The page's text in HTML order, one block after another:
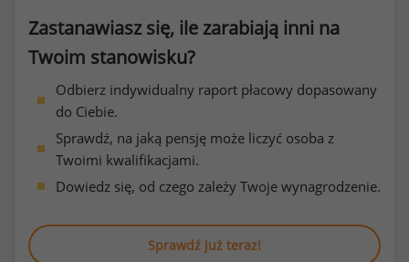
Zastanawiasz się, ile zarabiają inni na
Twoim stanowisku?
Odbierz indywidualny raport płacowy dopasowany
do Ciebie.
Sprawdź, na jaką pensję może liczyć osoba z
Twoimi kwalifikacjami.
Dowiedz się, od czego zależy Twoje wynagrodzenie.
Sprawdź już teraz!